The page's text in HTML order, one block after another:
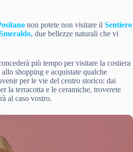
non potete non visitare il Sentiero
, due bellezze naturali che vi
più tempo per visitare la costiera
shopping e acquistate qualche
per le vie del centro storico: dai
la terracotta e le ceramiche, troverete
al caso vostro.